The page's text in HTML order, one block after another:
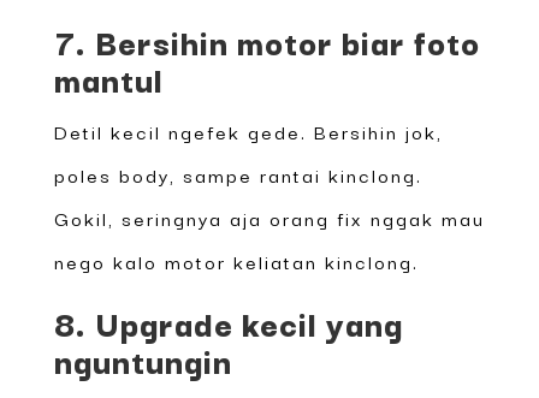
7. Bersihin motor biar foto
mantul
Detil kecil ngefek gede. Bersihin jok,
poles body, sampe rantai kinclong.
Gokil, seringnya aja orang fix nggak mau
nego kalo motor keliatan kinclong.
8. Upgrade kecil yang
nguntungin